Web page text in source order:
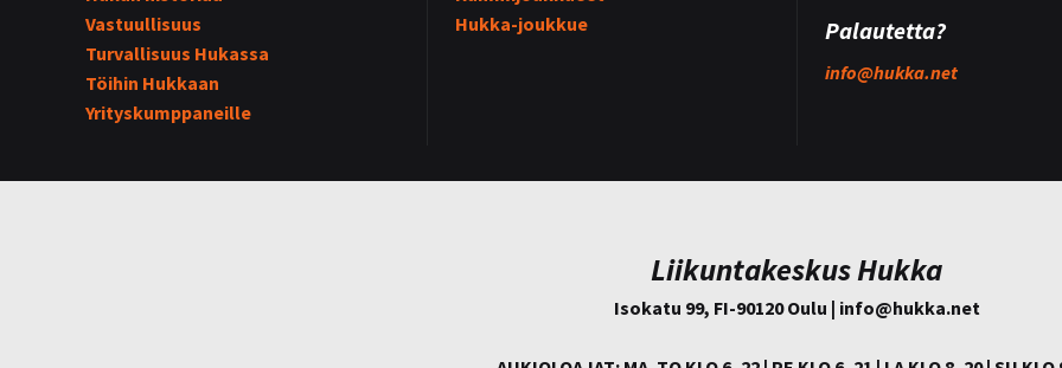
Vastuullisuus
Turvallisuus Hukassa
Töihin Hukkaan
Yrityskumppaneille
Hukka-joukkue
Palautetta?
info@hukka.net
Liikuntakeskus Hukka
Isokatu 99, FI-90120 Oulu | info@hukka.net